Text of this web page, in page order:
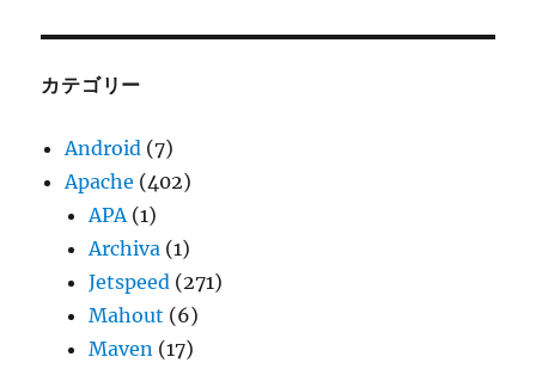
ブ
カテゴリー
Android (7)
Apache (402)
APA(1)
Archiva (1)
Jetspeed (271)
Mahout (6)
Maven (17)